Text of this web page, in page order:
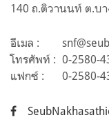
140 ถ.ติวานนท์ ต.บ
อีเมล :
โทรศัพท์ : 0-2580-
แฟกซ์ :
0-2580-